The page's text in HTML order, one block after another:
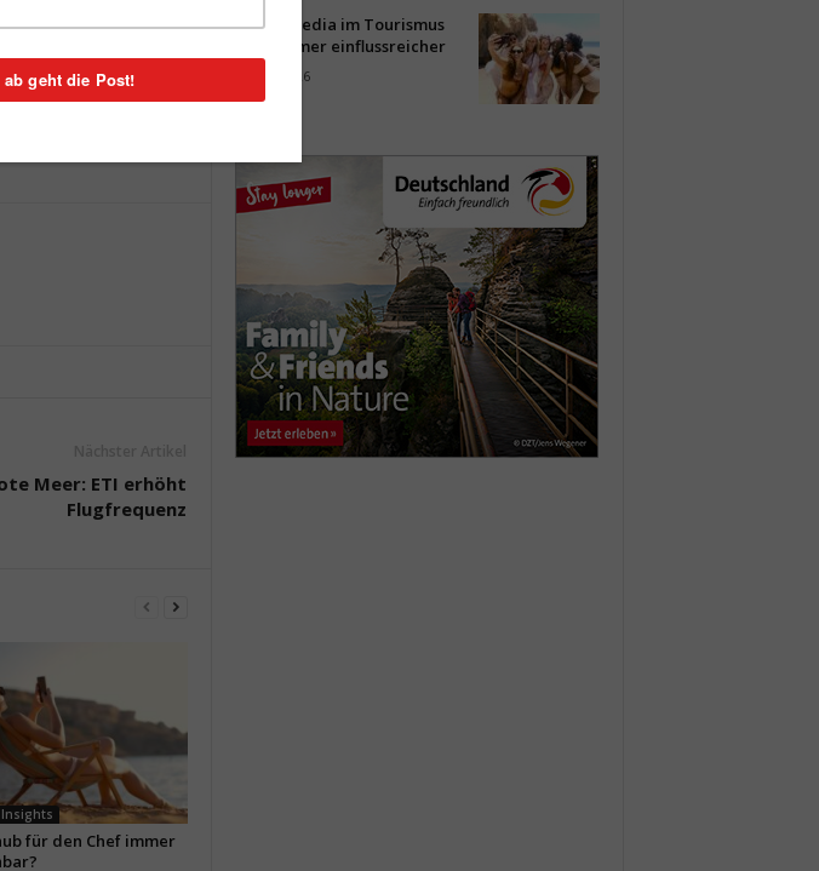
Nordungarn im
sowie Reiseziele in
Meer: ETI erhöht
Flugfrequenz
Insights
für den Chef immer
Social Media im Tourismus
wird immer einflussreicher
30. Juli 2026